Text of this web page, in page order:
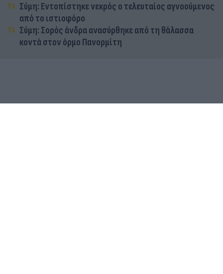
Σύμη: Εντοπίστηκε νεκρός ο τελευταίος αγνοούμενος
από το ιστιοφόρο
Σύμη: Σορός άνδρα ανασύρθηκε από τη θάλασσα
κοντά στον όρμο Πανορμίτη